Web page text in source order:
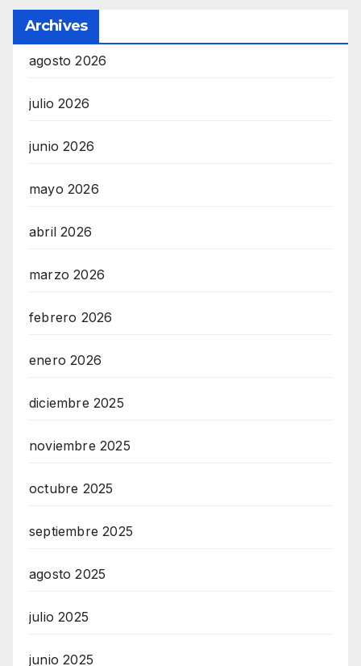
Archives
agosto 2026
julio 2026
junio 2026
mayo 2026
abril 2026
marzo 2026
febrero 2026
enero 2026
diciembre 2025
noviembre 2025
octubre 2025
septiembre 2025
agosto 2025
julio 2025
junio 2025